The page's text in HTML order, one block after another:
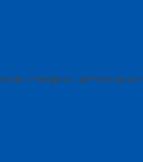
L Fiberglass Jual Perosotan